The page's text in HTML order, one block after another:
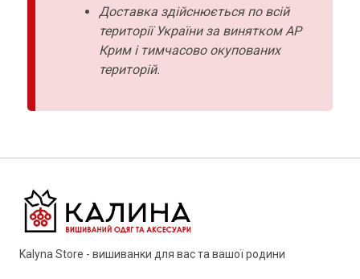
Доставка здійснюється по всій
території України за винятком АР
Крим і тимчасово окупованих
територій.
Kalyna Store - вишиванки для вас та вашої родини